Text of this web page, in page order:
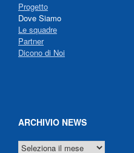
Progetto
Dove Siamo
Le squadre
Partner
Dicono di Noi
ARCHIVIO NEWS
ARCHIVIO